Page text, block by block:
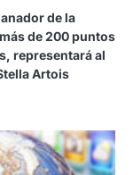
de la
de 200 puntos
representará al
Artois